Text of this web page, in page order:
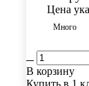
Цена
Много
В корзину